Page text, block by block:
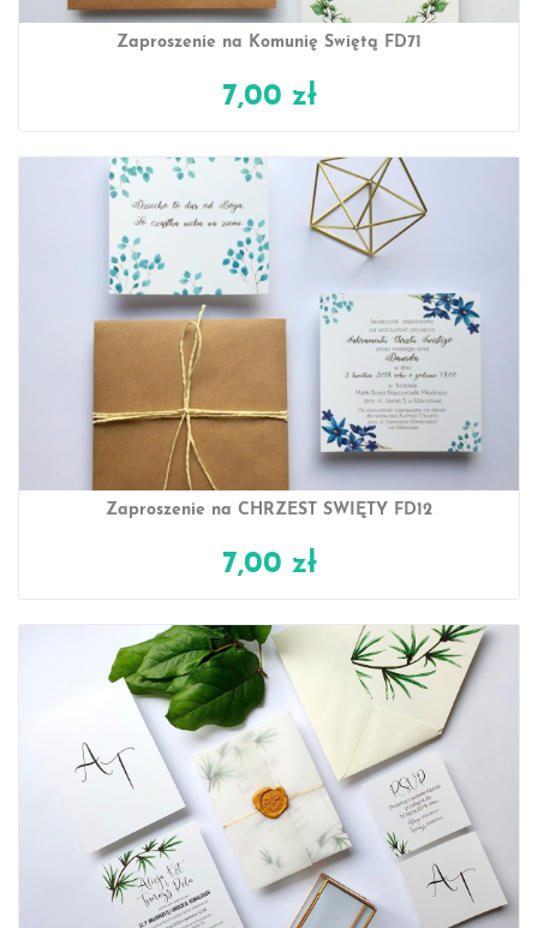
Zaproszenie na Komunię Świętą FD71
7,00 zł
Zaproszenie na CHRZEST ŚWIĘTY FD12
7,00 zł